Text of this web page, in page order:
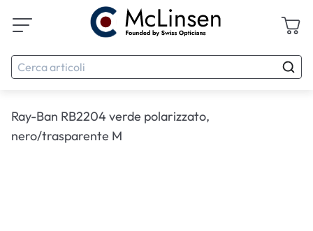
Ray-Ban RB2204 verde polarizzato,
nero/trasparente M